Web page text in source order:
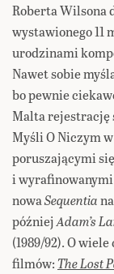
Roberta Wilsona
wystawionego 11
urodzinami
Nawet sobie
bo pewnie
Malta rejestrację
Myśli O Niczym
poruszającymi
i wyrafinowanymi
nowaSequentia
późniejAdam’s
(1989/92). O
filmów: The Lost